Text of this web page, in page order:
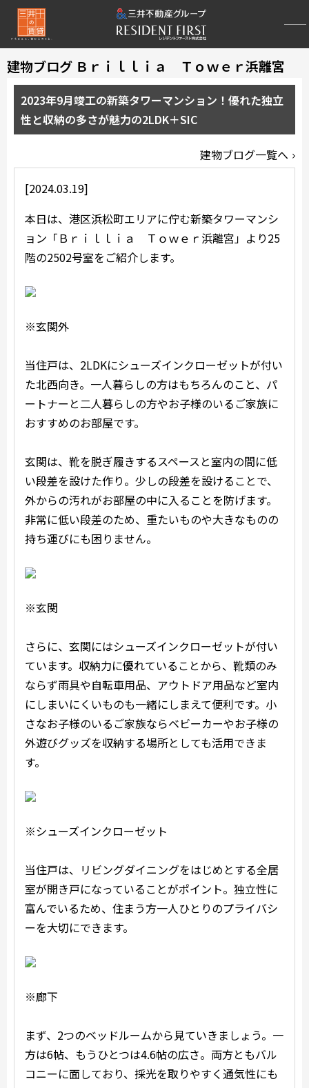
建物ブログ Ｂｒｉｌｌｉａ Ｔｏｗｅｒ浜離宮
2023年9月竣工の新築タワーマンション！優れた独立
性と収納の多さが魅力の2LDK＋SIC
建物ブログ一覧へ
[2024.03.19]
本日は、港区浜松町エリアに佇む新築タワーマンシ
ョン「Ｂｒｉｌｌｉａ Ｔｏｗｅｒ浜離宮」より25
階の2502号室をご紹介します。
※玄関外
当住戸は、2LDKにシューズインクローゼットが付い
た北西向き。一人暮らしの方はもちろんのこと、パ
ートナーと二人暮らしの方やお子様のいるご家族に
おすすめのお部屋です。
玄関は、靴を脱ぎ履きするスペースと室内の間に低
い段差を設けた作り。少しの段差を設けることで、
外からの汚れがお部屋の中に入ることを防げます。
非常に低い段差のため、重たいものや大きなものの
持ち運びにも困りません。
※玄関
さらに、玄関にはシューズインクローゼットが付い
ています。収納力に優れていることから、靴類のみ
ならず雨具や自転車用品、アウトドア用品など室内
にしまいにくいものも一緒にしまえて便利です。小
さなお子様のいるご家族ならベビーカーやお子様の
外遊びグッズを収納する場所としても活用できま
す。
※シューズインクローゼット
当住戸は、リビングダイニングをはじめとする全居
室が開き戸になっていることがポイント。独立性に
富んでいるため、住まう方一人ひとりのプライバシ
ーを大切にできます。
※廊下
まず、2つのベッドルームから見ていきましょう。一
方は6帖、もうひとつは4.6帖の広さ。両方ともバル
コニーに面しており、採光を取りやすく通気性にも